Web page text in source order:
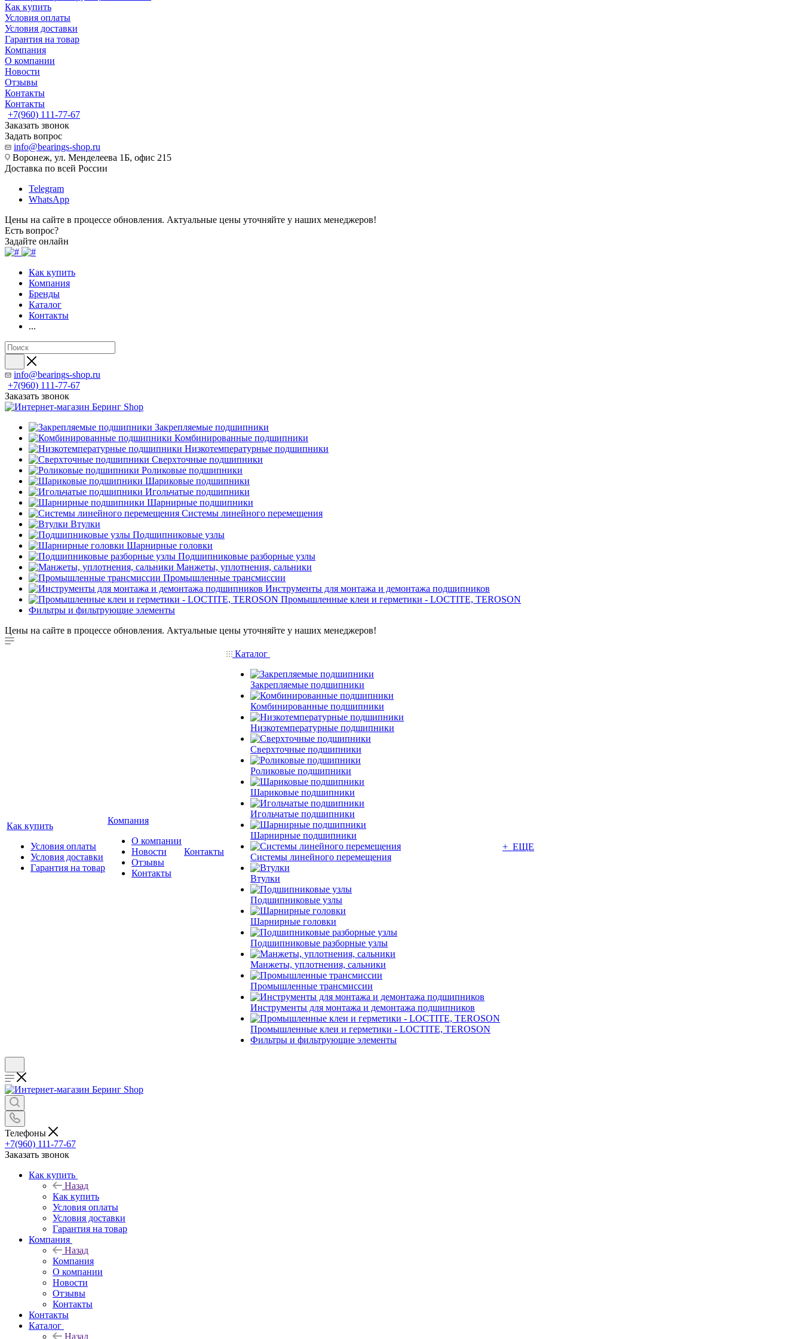
Как купить
Условия оплаты
Условия доставки
Гарантия на товар
Компания
О компании
Новости
Отзывы
Контакты
Контакты
+7(960) 111-77-67
Заказать звонок
Задать вопрос
info@bearings-shop.ru
Воронеж, ул. Менделеева 1Б, офис 215
Доставка по всей России
Telegram
WhatsApp
Цены на сайте в процессе обновления. Актуальные цены уточняйте у наших менеджеров!
Есть вопрос?
Задайте онлайн
Как купить
Компания
Бренды
Каталог
Контакты
...
info@bearings-shop.ru
+7(960) 111-77-67
Заказать звонок
Закрепляемые подшипники
Комбинированные подшипники
Низкотемпературные подшипники
Сверхточные подшипники
Роликовые подшипники
Шариковые подшипники
Игольчатые подшипники
Шарнирные подшипники
Системы линейного перемещения
Втулки
Подшипниковые узлы
Шарнирные головки
Подшипниковые разборные узлы
Манжеты, уплотнения, сальники
Промышленные трансмиссии
Инструменты для монтажа и демонтажа подшипников
Промышленные клеи и герметики - LOCTITE, TEROSON
Фильтры и фильтрующие элементы
Цены на сайте в процессе обновления. Актуальные цены уточняйте у наших менеджеров!
Как купить
Условия оплаты
Условия доставки
Гарантия на товар
Компания
О компании
Новости
Отзывы
Контакты
Контакты
Каталог
Закрепляемые подшипники
Комбинированные подшипники
Низкотемпературные подшипники
Сверхточные подшипники
Роликовые подшипники
Шариковые подшипники
Игольчатые подшипники
Шарнирные подшипники
Системы линейного перемещения
Втулки
Подшипниковые узлы
Шарнирные головки
Подшипниковые разборные узлы
Манжеты, уплотнения, сальники
Промышленные трансмиссии
Инструменты для монтажа и демонтажа подшипников
Промышленные клеи и герметики - LOCTITE, TEROSON
Фильтры и фильтрующие элементы
+ ЕЩЕ
Телефоны
+7(960) 111-77-67
Заказать звонок
Как купить
Назад
Как купить
Условия оплаты
Условия доставки
Гарантия на товар
Компания
Назад
Компания
О компании
Новости
Отзывы
Контакты
Контакты
Каталог
Назад